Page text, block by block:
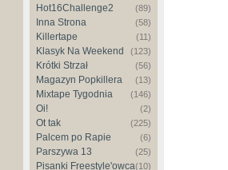
Hot16Challenge2 (89)
Inna Strona (58)
Killertape (11)
Klasyk Na Weekend (123)
Krótki Strzał (56)
Magazyn Popkillera (13)
Mixtape Tygodnia (146)
Oi! (2)
Ot tak (225)
Palcem po Rapie (6)
Parszywa 13 (25)
Pisanki Freestyle'owca(10)